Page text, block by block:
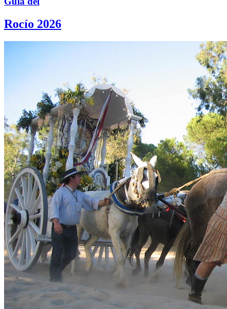
Rocío 2026